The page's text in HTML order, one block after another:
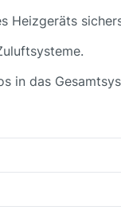
Heizgeräts
in das